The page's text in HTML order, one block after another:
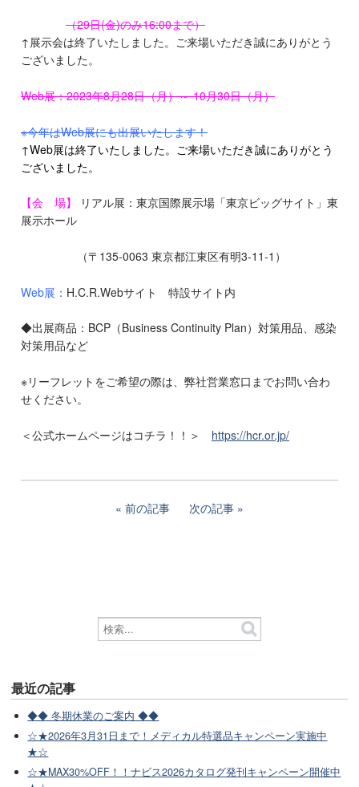
（29日(金)のみ16:00まで）
↑展示会は終了いたしました。ご来場いただき誠にありがとう
ございました。
Web展：2023年8月28日（月）～ 10月30日（月）
※今年はWeb展にも出展いたします！
↑Web展は終了いたしました。ご来場いただき誠にありがとう
ございました。
【会 場】
リアル展：東京国際展示場「東京ビッグサイト」東
展示ホール
（〒135-0063 東京都江東区有明3-11-1）
Web展： H.C.R.Webサイト 特設サイト内
◆出展商品：BCP（Business Continuity Plan）対策用品、感染
対策用品など
※リーフレットをご希望の際は、弊社営業窓口までお問い合わ
せください。
＜公式ホームページはコチラ！！＞ https://hcr.or.jp/
前の記事 次の記事
最近の記事
◆◆ 冬期休業のご案内 ◆◆
☆★2026年3月31日まで！メディカル特選品キャンペーン実施中
★☆
☆★MAX30%OFF！！ナビス2026カタログ発刊キャンペーン開催中